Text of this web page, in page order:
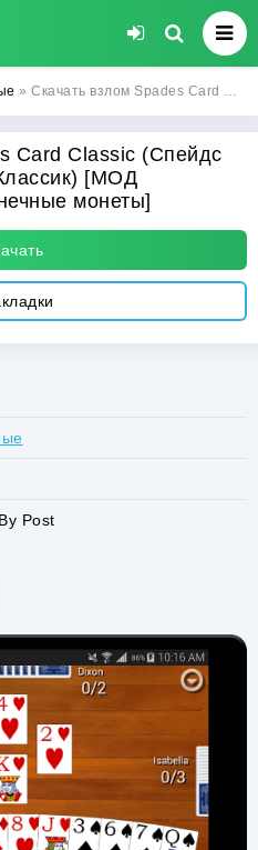
» Скачать взлом Spades Card Classic (Спейдс Кард Классик) [МОД Бесконечные монеты] - стабильная версия apk на Андроид
Card Classic (Спейдс
[МОД
монеты]
Post